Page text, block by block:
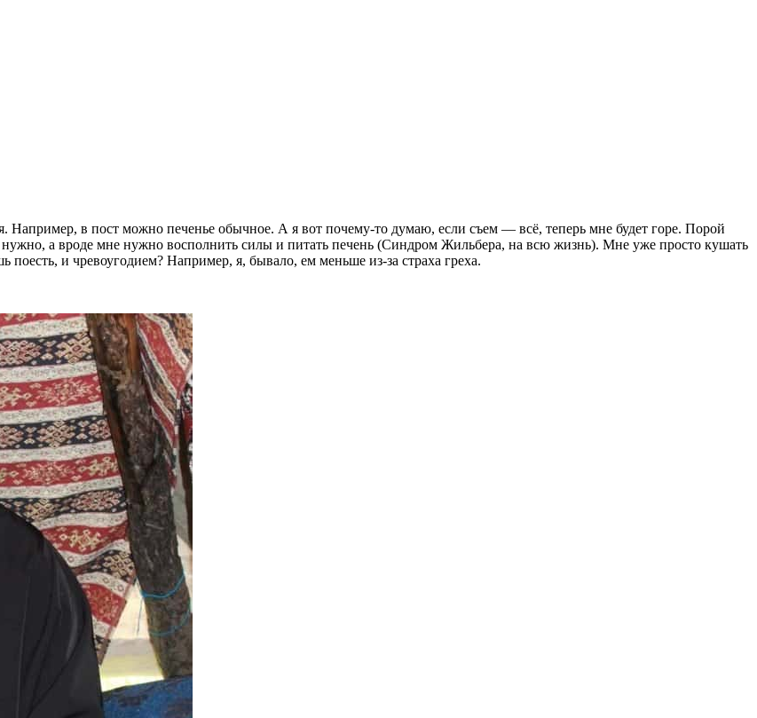
Например, в пост можно печенье обычное. А я вот почему-то думаю, если съем — всё, теперь мне будет горе. Порой
а вроде мне нужно восполнить силы и питать печень (Синдром Жильбера, на всю жизнь). Мне уже просто кушать
поесть, и чревоугодием? Например, я, бывало, ем меньше из-за страха греха.